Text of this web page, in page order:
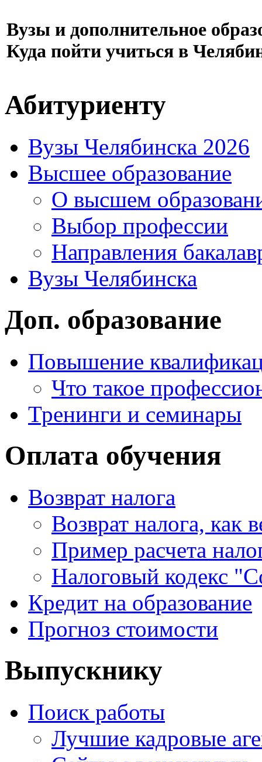
Вузы и дополнительное
Куда пойти учиться в
Абитуриенту
Вузы Челябинска 2026
Высшее образование
О высшем
Выбор профессии
Направления
Вузы Челябинска
Доп. образование
Повышение
Что такое
Тренинги и семинары
Оплата обучения
Возврат налога
Возврат налога, как
Пример расчета
Налоговый кодекс
Кредит на образование
Прогноз стоимости
Выпускнику
Поиск работы
Лучшие кадровые